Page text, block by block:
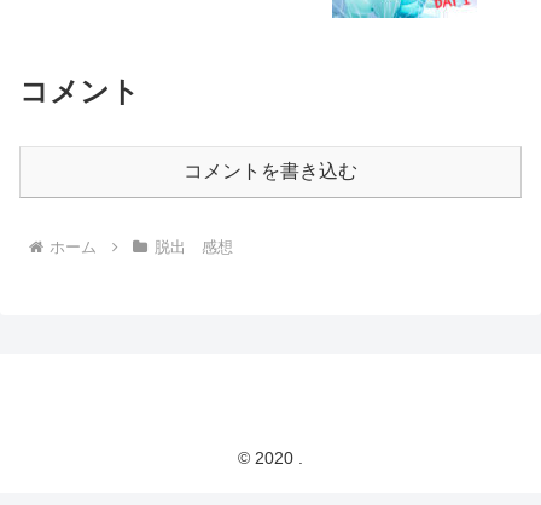
コメント
コメントを書き込む
ホーム 脱出 感想
© 2020 .